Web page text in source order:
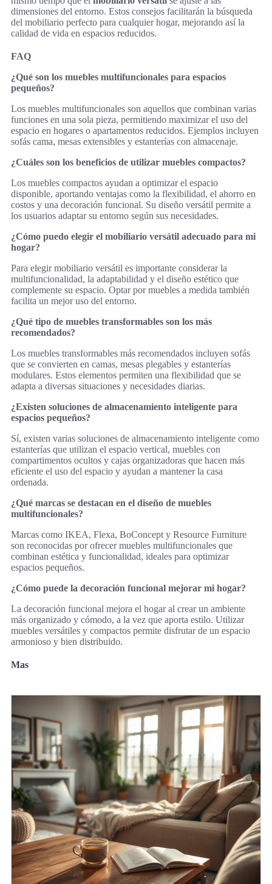
dimensiones del entorno. Estos consejos facilitarán la búsqueda
del mobiliario perfecto para cualquier hogar, mejorando así la
calidad de vida en espacios reducidos.
FAQ
¿Qué son los muebles multifuncionales para espacios
pequeños?
Los muebles multifuncionales son aquellos que combinan varias
funciones en una sola pieza, permitiendo maximizar el uso del
espacio en hogares o apartamentos reducidos. Ejemplos incluyen
sofás cama, mesas extensibles y estanterías con almacenaje.
¿Cuáles son los beneficios de utilizar muebles compactos?
Los muebles compactos ayudan a optimizar el espacio
disponible, aportando ventajas como la flexibilidad, el ahorro en
costos y una decoración funcional. Su diseño versátil permite a
los usuarios adaptar su entorno según sus necesidades.
¿Cómo puedo elegir el mobiliario versátil adecuado para mi
hogar?
Para elegir mobiliario versátil es importante considerar la
multifuncionalidad, la adaptabilidad y el diseño estético que
complemente su espacio. Optar por muebles a medida también
facilita un mejor uso del entorno.
¿Qué tipo de muebles transformables son los más
recomendados?
Los muebles transformables más recomendados incluyen sofás
que se convierten en camas, mesas plegables y estanterías
modulares. Estos elementos permiten una flexibilidad que se
adapta a diversas situaciones y necesidades diarias.
¿Existen soluciones de almacenamiento inteligente para
espacios pequeños?
Sí, existen varias soluciones de almacenamiento inteligente como
estanterías que utilizan el espacio vertical, muebles con
compartimentos ocultos y cajas organizadoras que hacen más
eficiente el uso del espacio y ayudan a mantener la casa
ordenada.
¿Qué marcas se destacan en el diseño de muebles
multifuncionales?
Marcas como IKEA, Flexa, BoConcept y Resource Furniture
son reconocidas por ofrecer muebles multifuncionales que
combinan estética y funcionalidad, ideales para optimizar
espacios pequeños.
¿Cómo puede la decoración funcional mejorar mi hogar?
La decoración funcional mejora el hogar al crear un ambiente
más organizado y cómodo, a la vez que aporta estilo. Utilizar
muebles versátiles y compactos permite disfrutar de un espacio
armonioso y bien distribuido.
Mas